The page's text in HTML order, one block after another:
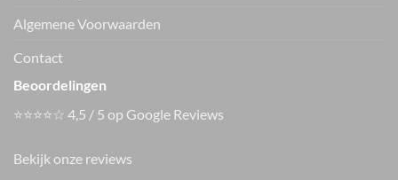
Algemene Voorwaarden
Contact
Beoordelingen
⭐⭐⭐⭐☆ 4,5 / 5 op Google Reviews
Bekijk onze reviews